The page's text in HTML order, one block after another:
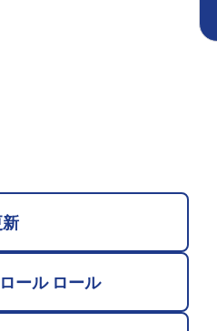
ール ロール